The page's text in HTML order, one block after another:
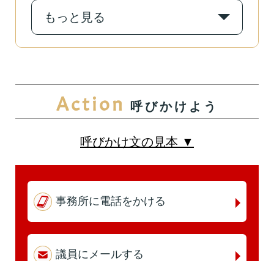
第6回 詳細はこちら
本人出席 代理出席（秘書）
第5回 詳細はこちら
代理出席（秘書）
第4回 詳細はこちら
本人出席 代理出席（秘書）
もっと見る
Action 呼びかけよう
呼びかけ文の見本 ▼
事務所に電話をかける
議員にメールする